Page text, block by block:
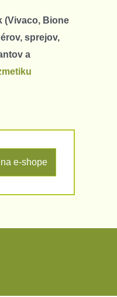
(Vivaco, Bione
sprejov,
a
e-shope